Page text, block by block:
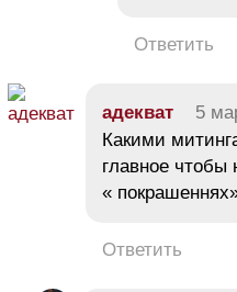
Ответить
адекват 5
Какими
главное
«
Ответить